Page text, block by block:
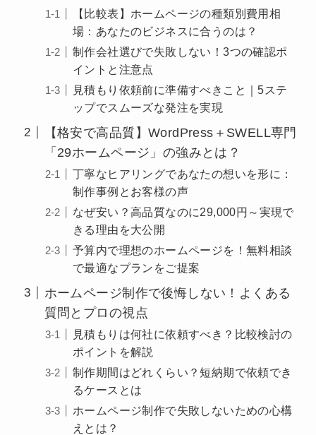
【比較表】ホームページの種類別費用相
場：あなたのビジネスに合うのは？
制作会社選びで失敗しない！3つの確認ポ
イントと注意点
見積もり依頼前に準備すべきこと｜5ステ
ップでスムーズな発注を実現
【格安で高品質】WordPress＋SWELL専門
「29ホームページ」の強みとは？
丁寧なヒアリングであなたの想いを形に：
制作事例とお客様の声
なぜ安い？高品質なのに29,000円～実現で
きる理由を大公開
予算内で理想のホームページを！無料相談
で最適なプランをご提案
ホームページ制作で後悔しない！よくある
質問とプロの視点
見積もりは何社に依頼すべき？比較検討の
ポイントを解説
制作期間はどれくらい？短納期で依頼でき
るケースとは
ホームページ制作で失敗しないための心構
えとは？